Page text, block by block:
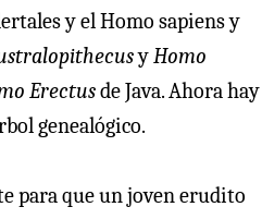
y el Homo sapiens y
yHomo
Erectusde Java. Ahora hay
genealógico.
para que un joven erudito